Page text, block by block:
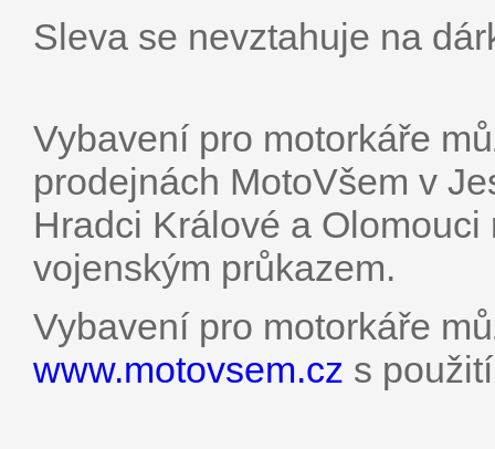
Sleva se nevztahuje na
Vybavení pro motorkáře
prodejnách MotoVšem v
Hradci Králové a
vojenským průkazem.
Vybavení pro motorkáře
www.motovsem.cz s